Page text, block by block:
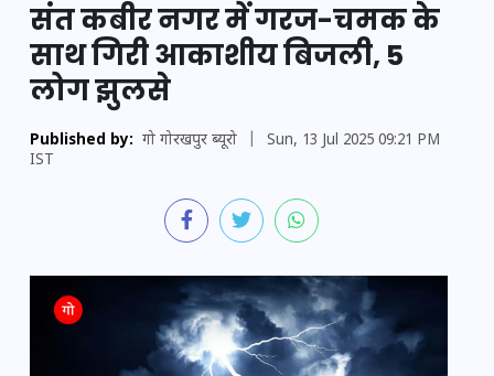
संत कबीर नगर में गरज-चमक के
साथ गिरी आकाशीय बिजली, 5
लोग झुलसे
Published by: गो गोरखपुर ब्यूरो
Sun, 13 Jul 2025 09:21 PM
IST